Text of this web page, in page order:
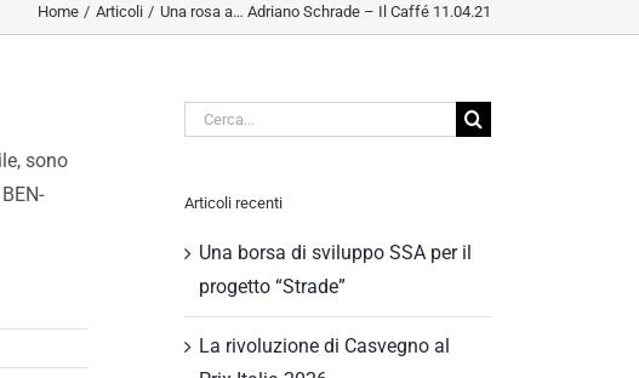
Home Articoli Una rosa a… Adriano Schrade – Il Caffé 11.04.21
sono
Cerca
Articoli recenti
Una borsa di sviluppo SSA per il
progetto “Strade”
La rivoluzione di Casvegno al